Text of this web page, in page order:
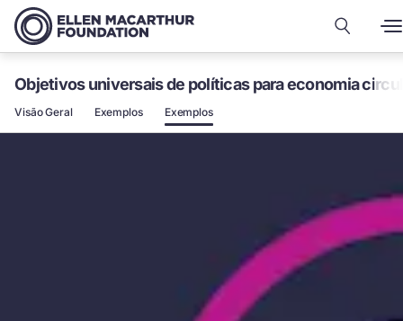
Objetivos universais de políticas para economia
Visão Geral Exemplos Exemplos